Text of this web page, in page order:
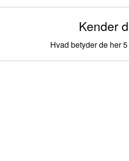
Kender
Hvad betyder de her